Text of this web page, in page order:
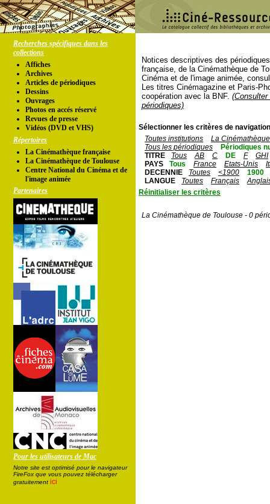
Recherches spécifiques dans les
collections
Affiches
Archives
Articles de périodiques
Dessins
Ouvrages
Photos en accés réservé
Revues de presse
Vidéos (DVD et VHS)
Répertoires
La Cinémathèque française
La Cinémathèque de Toulouse
Centre National du Cinéma et de
l'image animée
Partenaires
Pour les utilisateurs de Mac
Notre site est optimisé pour le navigateur
FireFox que vous pouvez télécharger
gratuitement ici
Notices descriptives des
française, de la Cinémathèque de
Cinéma et de l'image animée,
Les titres Cinémagazine et Paris-
coopération avec la BNF.
périodiques)
Sélectionner les critères de
Toutes institutions
La
Tous les périodiques
Périodiques
TITRE
Tous AB C DE F
GHI
PAYS
Tous France Etats-Unis
DECENNIE
Toutes <1900
1900
LANGUE
Toutes Français
Réinitialiser les critères
La Cinémathèque de Toulouse - 0